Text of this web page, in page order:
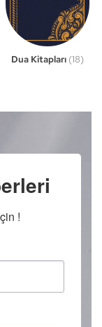
Dua Kitapları (18)
!